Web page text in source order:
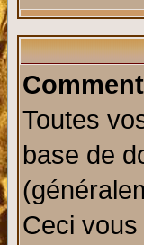
Toutes
base de
Ceci